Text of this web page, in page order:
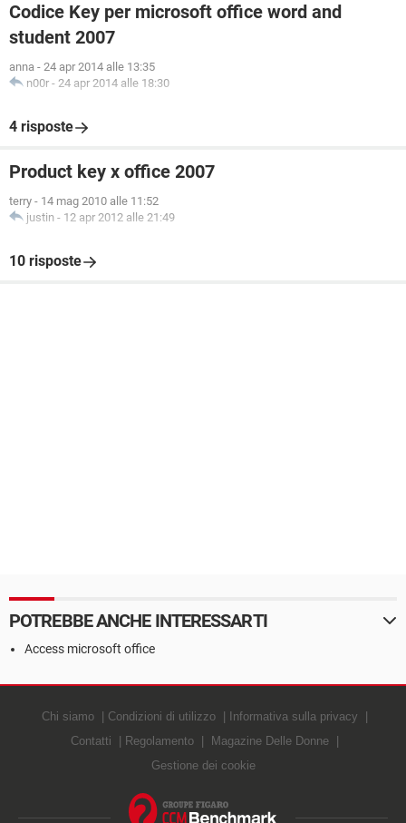
Codice Key per microsoft office word and
student 2007
anna - 24 apr 2014 alle 13:35
n00r - 24 apr 2014 alle 18:30
4 risposte
Product key x office 2007
terry - 14 mag 2010 alle 11:52
justin - 12 apr 2012 alle 21:49
10 risposte
POTREBBE ANCHE INTERESSARTI
Access microsoft office
Chi siamo Condizioni di utilizzo
Informativa sulla privacy
Contatti
Regolamento
Magazine Delle Donne
Gestione dei cookie